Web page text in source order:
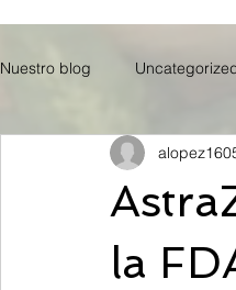
Nuestro blog
la